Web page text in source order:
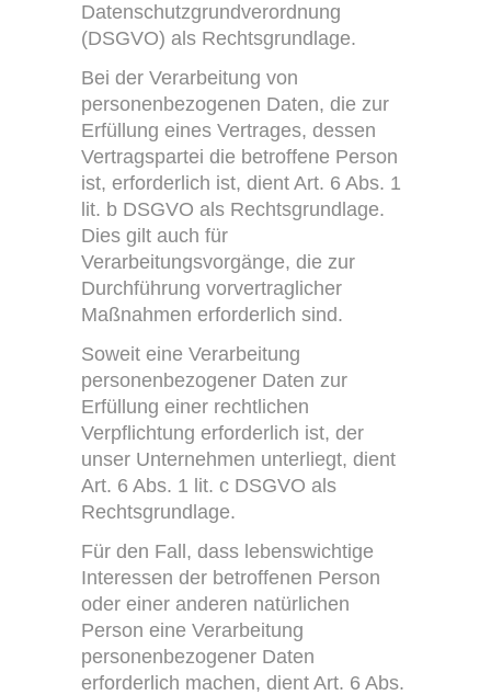
Datenschutzgrundverordnung
(DSGVO) als Rechtsgrundlage.
Bei der Verarbeitung von
personenbezogenen Daten, die zur
Erfüllung eines Vertrages, dessen
Vertragspartei die betroffene Person
ist, erforderlich ist, dient Art. 6 Abs. 1
lit. b DSGVO als Rechtsgrundlage.
Dies gilt auch für
Verarbeitungsvorgänge, die zur
Durchführung vorvertraglicher
Maßnahmen erforderlich sind.
Soweit eine Verarbeitung
personenbezogener Daten zur
Erfüllung einer rechtlichen
Verpflichtung erforderlich ist, der
unser Unternehmen unterliegt, dient
Art. 6 Abs. 1 lit. c DSGVO als
Rechtsgrundlage.
Für den Fall, dass lebenswichtige
Interessen der betroffenen Person
oder einer anderen natürlichen
Person eine Verarbeitung
personenbezogener Daten
erforderlich machen, dient Art. 6 Abs.